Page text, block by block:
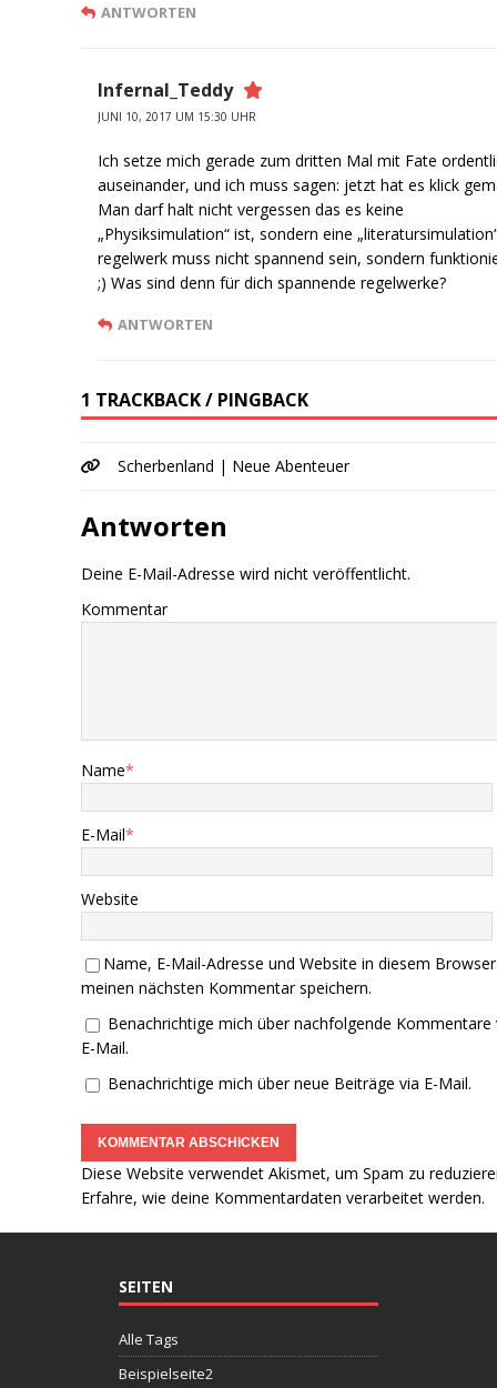
ANTWORTEN
Infernal_Teddy
JUNI 10, 2017 UM 15:30 UHR
Ich setze mich gerade zum dritten Mal mit Fate
auseinander, und ich muss sagen: jetzt hat es klick
Man darf halt nicht vergessen das es keine
„Physiksimulation“ ist, sondern eine
regelwerk muss nicht spannend sein, sondern
;) Was sind denn für dich spannende regelwerke?
ANTWORTEN
1 TRACKBACK / PINGBACK
Scherbenland | Neue Abenteuer
Antworten
Deine E-Mail-Adresse wird nicht veröffentlicht.
Kommentar
Name*
E-Mail*
Website
Name, E-Mail-Adresse und Website in diesem
meinen nächsten Kommentar speichern.
Benachrichtige mich über nachfolgende Kommentare
E-Mail.
Benachrichtige mich über neue Beiträge via E-Mail.
Diese Website verwendet Akismet, um Spam zu
Erfahre, wie deine Kommentardaten verarbeitet werden.
SEITEN
Alle Tags
Beispielseite2